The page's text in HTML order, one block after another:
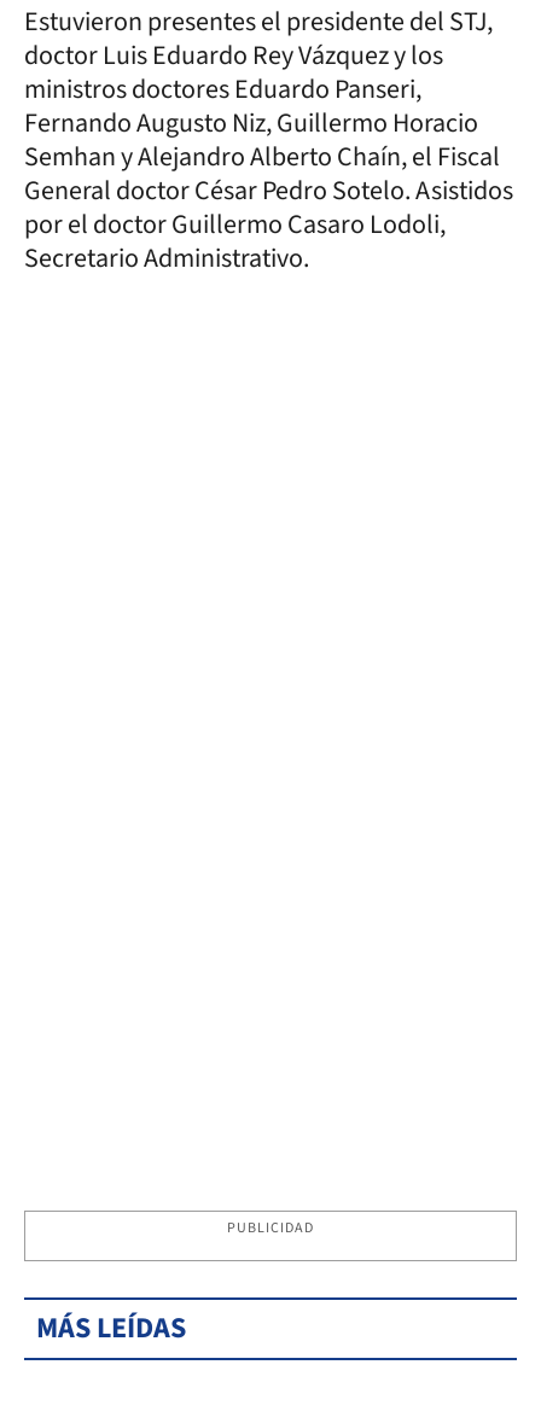
Estuvieron presentes el presidente del STJ,
doctor Luis Eduardo Rey Vázquez y los
ministros doctores Eduardo Panseri,
Fernando Augusto Niz, Guillermo Horacio
Semhan y Alejandro Alberto Chaín, el Fiscal
General doctor César Pedro Sotelo. Asistidos
por el doctor Guillermo Casaro Lodoli,
Secretario Administrativo.
PUBLICIDAD
MÁS LEÍDAS